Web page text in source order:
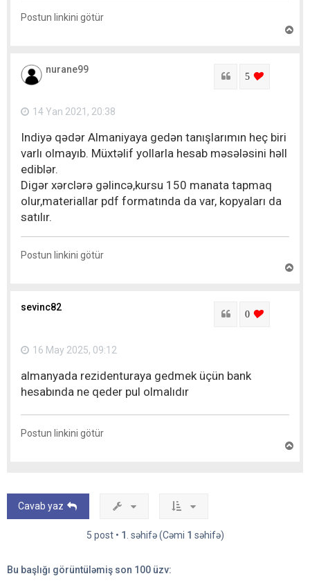
Postun linkini götür
nurane99
Sitat
5
14 Yan 2021, 20:38
Indiyə qədər Almaniyaya gedən tanışlarımın heç biri
varlı olmayıb. Müxtəlif yollarla hesab məsələsini həll
ediblər.
Digər xərclərə gəlincə,kursu 150 manata tapmaq
olur,materiallar pdf formatında da var, kopyaları da
satılır.
Postun linkini götür
sevinc82
Sitat
0
16 May 2025, 09:12
almanyada rezidenturaya gedmek üçün bank
hesabında ne qeder pul olmalıdır
Postun linkini götür
Cavab yaz
5 post • 1 . səhifə (Cəmi 1 səhifə)
Bu başlığı görüntüləmiş son 100 üzv: